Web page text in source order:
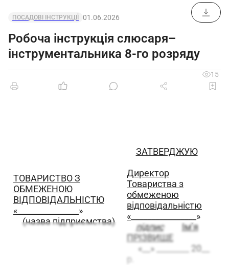
ПОСАДОВІ ІНСТРУКЦІЇ 01.06.2026
Робоча інструкція слюсаря–
інструментальника 8-го розряду
15
ТОВАРИСТВО З
ОБМЕЖЕНОЮ
ВІДПОВІДАЛЬНІСТЮ
«_______________ »
(назва підприємства)
ЗАТВЕРДЖУЮ
Директор
Товариства з
обмеженою
відповідальністю
« ________________»
підпис
Ім’я
ПРІЗВИЩЕ
«__» ________ 20__
р.